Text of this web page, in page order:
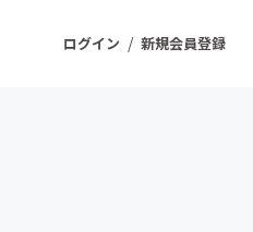
ログイン / 新規会員登録